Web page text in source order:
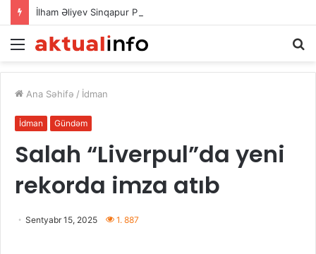
İlham Əliyev Sinqapur Prezidentini təbrik etdi
Menu
Ana Səhifə / İdman
İdman Gündəm
Salah “Liverpul”da yeni
rekorda imza atıb
Sentyabr 15, 2025 1. 887